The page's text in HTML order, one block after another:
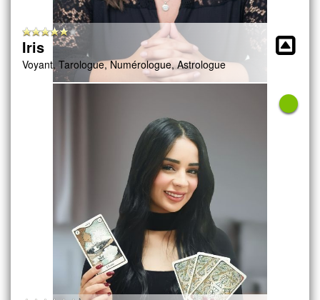
Iris
Voyant, Tarologue, Numérologue, Astrologue